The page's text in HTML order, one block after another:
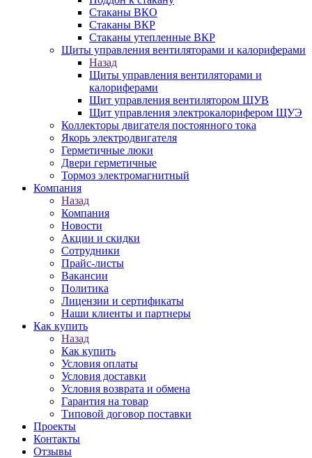
Стаканы ВКО
Стаканы ВКР
Стаканы утепленные ВКР
Щиты управления вентиляторами и калориферами
Назад
Щиты управления вентиляторами и
калориферами
Щит управления вентилятором ЩУВ
Щит управления электрокалорифером ЩУЭ
Коллекторы двигателя постоянного тока
Якорь электродвигателя
Герметичные люки
Двери герметичные
Тормоз электромагнитный
Компания
Назад
Компания
Новости
Акции и скидки
Сотрудники
Прайс-листы
Вакансии
Политика
Лицензии и сертификаты
Наши клиенты и партнеры
Как купить
Назад
Как купить
Условия оплаты
Условия доставки
Условия возврата и обмена
Гарантия на товар
Типовой договор поставки
Проекты
Контакты
Отзывы